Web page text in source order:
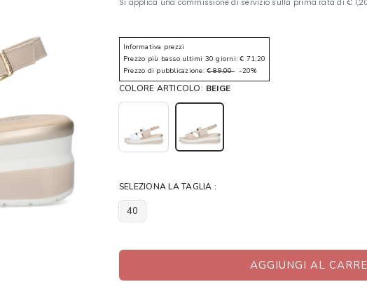
Informativa prezzi
Prezzo più basso ultimi 30 giorni: € 71,20
Prezzo di pubblicazione: € 89,00-20%
COLORE ARTICOLO: BEIGE
SELEZIONA LA TAGLIA :
40
AGGIUNGI AL